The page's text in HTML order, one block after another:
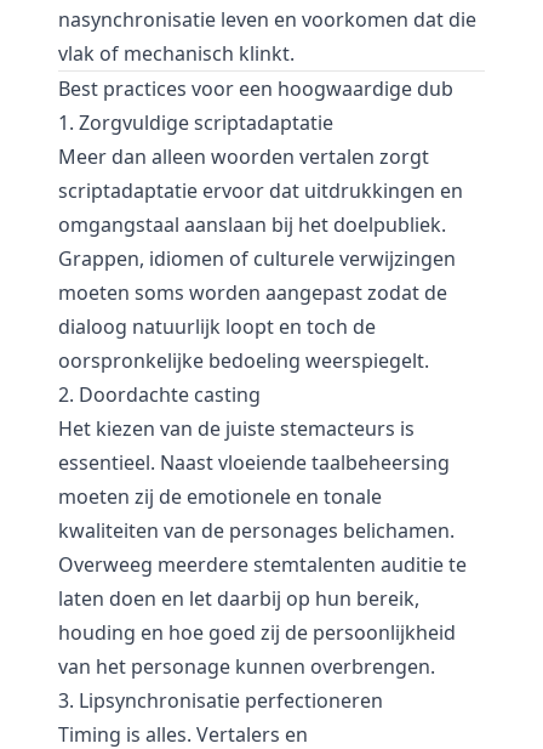
nasynchronisatie leven en voorkomen dat die
vlak of mechanisch klinkt.
Best practices voor een hoogwaardige dub
1. Zorgvuldige scriptadaptatie
Meer dan alleen woorden vertalen zorgt
scriptadaptatie ervoor dat uitdrukkingen en
omgangstaal aanslaan bij het doelpubliek.
Grappen, idiomen of culturele verwijzingen
moeten soms worden aangepast zodat de
dialoog natuurlijk loopt en toch de
oorspronkelijke bedoeling weerspiegelt.
2. Doordachte casting
Het kiezen van de juiste stemacteurs is
essentieel. Naast vloeiende taalbeheersing
moeten zij de emotionele en tonale
kwaliteiten van de personages belichamen.
Overweeg meerdere stemtalenten auditie te
laten doen en let daarbij op hun bereik,
houding en hoe goed zij de persoonlijkheid
van het personage kunnen overbrengen.
3. Lipsynchronisatie perfectioneren
Timing is alles. Vertalers en